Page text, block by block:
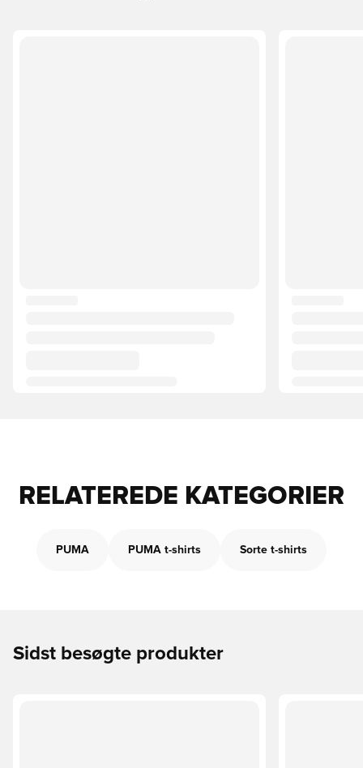
RELATEREDE KATEGORIER
PUMA PUMA t-shirts Sorte t-shirts
Sidst besøgte produkter